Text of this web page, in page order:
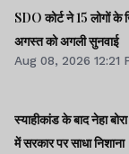
SDO कोर्ट ने 15 लोगों के
अगस्त को अगली सुनवाई
Aug 08, 2026 12:21
स्याहीकांड के बाद नेहा
में सरकार पर साधा निशाना